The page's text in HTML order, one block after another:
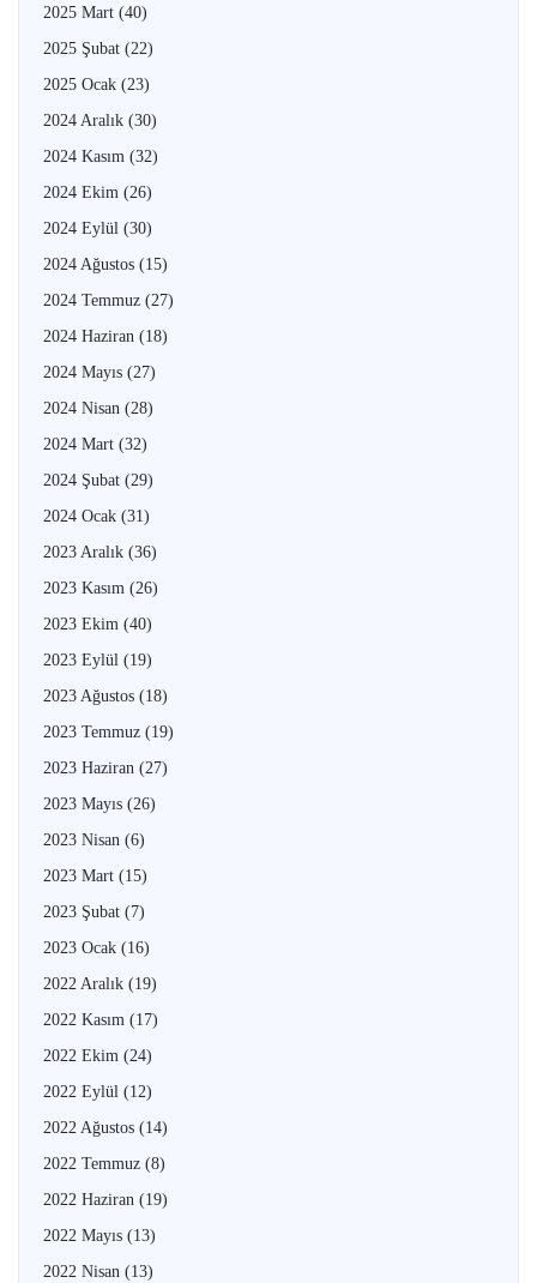
2025 Mart (40)
2025 Şubat (22)
2025 Ocak (23)
2024 Aralık (30)
2024 Kasım (32)
2024 Ekim (26)
2024 Eylül (30)
2024 Ağustos (15)
2024 Temmuz (27)
2024 Haziran (18)
2024 Mayıs (27)
2024 Nisan (28)
2024 Mart (32)
2024 Şubat (29)
2024 Ocak (31)
2023 Aralık (36)
2023 Kasım (26)
2023 Ekim (40)
2023 Eylül (19)
2023 Ağustos (18)
2023 Temmuz (19)
2023 Haziran (27)
2023 Mayıs (26)
2023 Nisan (6)
2023 Mart (15)
2023 Şubat (7)
2023 Ocak (16)
2022 Aralık (19)
2022 Kasım (17)
2022 Ekim (24)
2022 Eylül (12)
2022 Ağustos (14)
2022 Temmuz (8)
2022 Haziran (19)
2022 Mayıs (13)
2022 Nisan (13)